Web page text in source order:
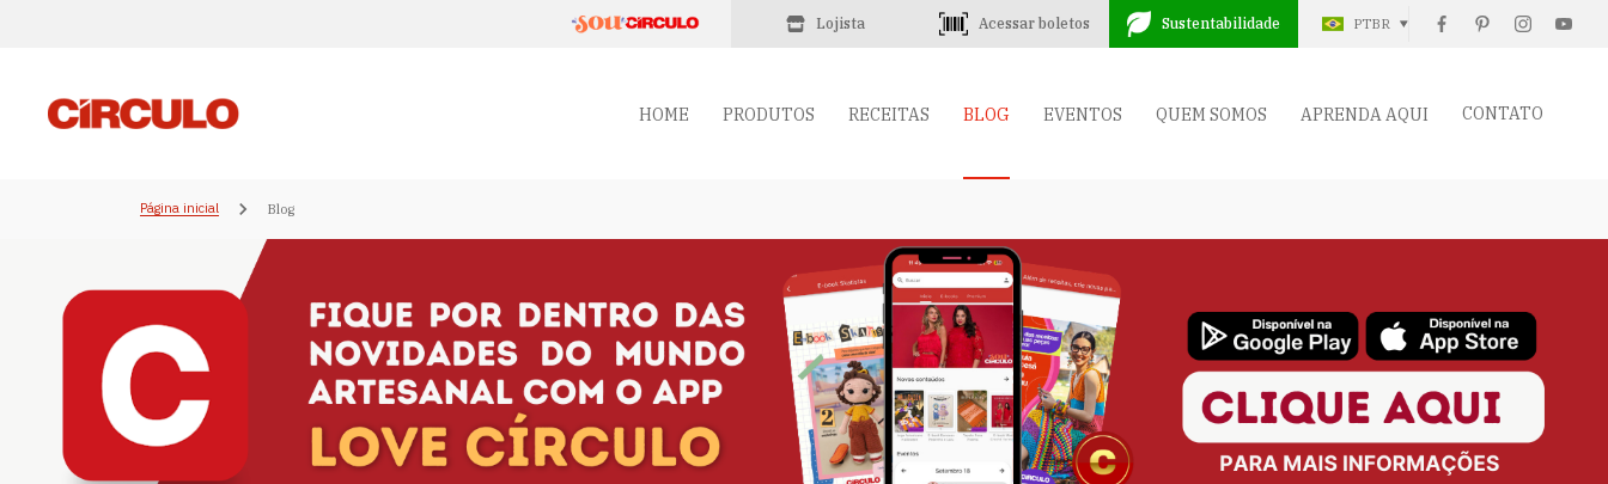
Lojista Acessar boletos Sustentabilidade PTBR
HOME PRODUTOS RECEITAS BLOG EVENTOS QUEM SOMOS APRENDA AQUI CONTATO
Página inicial Blog